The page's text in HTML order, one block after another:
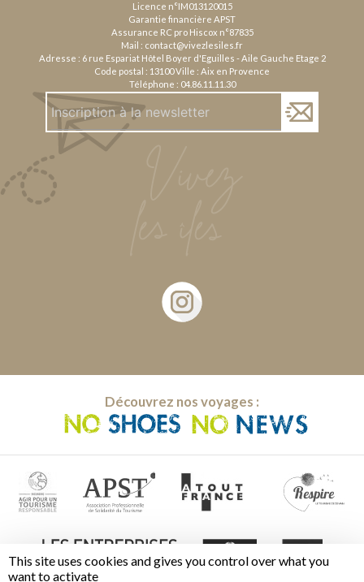
This site uses cookies and gives you control over what you
want to activate
Licence n°IM013120015
Garantie financière APST
Assurance RC pro Hiscox n°87835
Mail : contact@vivezlesiles.fr
Adresse : 6 rue Espariat Hôtel Boyer d'Eguilles - Aile Gauche Etage 2
Code postal : 13100 Ville : Aix en Provence
Téléphone : 04.86.11.11.30
Découvrez nos voyages :